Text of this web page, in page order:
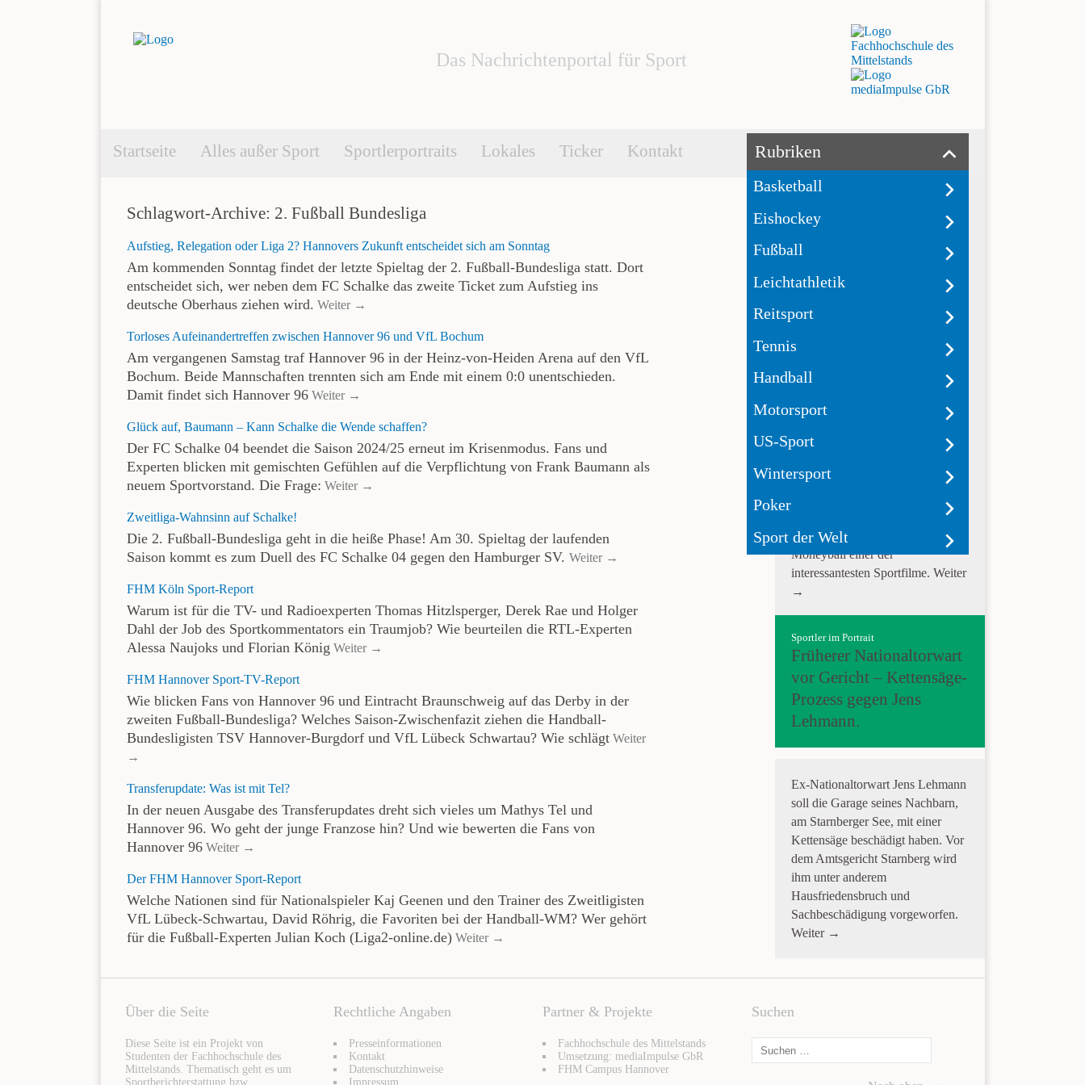
Das Nachrichtenportal für Sport
Startseite Alles außer Sport Sportlerportraits Lokales Ticker Kontakt Rubriken
Basketball
Eishockey
Fußball
Leichtathletik
Reitsport
Tennis
Handball
Motorsport
US-Sport
Wintersport
Poker
Sport der Welt
Schlagwort-Archive: 2. Fußball Bundesliga
Aufstieg, Relegation oder Liga 2? Hannovers Zukunft entscheidet sich am Sonntag
Am kommenden Sonntag findet der letzte Spieltag der 2. Fußball-Bundesliga statt. Dort
entscheidet sich, wer neben dem FC Schalke das zweite Ticket zum Aufstieg ins
deutsche Oberhaus ziehen wird. Weiter →
Torloses Aufeinandertreffen zwischen Hannover 96 und VfL Bochum
Am vergangenen Samstag traf Hannover 96 in der Heinz-von-Heiden Arena auf den VfL
Bochum. Beide Mannschaften trennten sich am Ende mit einem 0:0 unentschieden.
Damit findet sich Hannover 96 Weiter →
Glück auf, Baumann – Kann Schalke die Wende schaffen?
Der FC Schalke 04 beendet die Saison 2024/25 erneut im Krisenmodus. Fans und
Experten blicken mit gemischten Gefühlen auf die Verpflichtung von Frank Baumann als
neuem Sportvorstand. Die Frage: Weiter →
Zweitliga-Wahnsinn auf Schalke!
Die 2. Fußball-Bundesliga geht in die heiße Phase! Am 30. Spieltag der laufenden
Saison kommt es zum Duell des FC Schalke 04 gegen den Hamburger SV.Weiter →
FHM Köln Sport-Report
Warum ist für die TV- und Radioexperten Thomas Hitzlsperger, Derek Rae und Holger
Dahl der Job des Sportkommentators ein Traumjob? Wie beurteilen die RTL-Experten
Alessa Naujoks und Florian König Weiter →
FHM Hannover Sport-TV-Report
Wie blicken Fans von Hannover 96 und Eintracht Braunschweig auf das Derby in der
zweiten Fußball-Bundesliga? Welches Saison-Zwischenfazit ziehen die Handball-
Bundesligisten TSV Hannover-Burgdorf und VfL Lübeck Schwartau? Wie schlägt Weiter
→
Transferupdate: Was ist mit Tel?
In der neuen Ausgabe des Transferupdates dreht sich vieles um Mathys Tel und
Hannover 96. Wo geht der junge Franzose hin? Und wie bewerten die Fans von
Hannover 96 Weiter →
Der FHM Hannover Sport-Report
Welche Nationen sind für Nationalspieler Kaj Geenen und den Trainer des Zweitligisten
VfL Lübeck-Schwartau, David Röhrig, die Favoriten bei der Handball-WM? Wer gehört
für die Fußball-Experten Julian Koch (Liga2-online.de) Weiter →
Wie Zahlen Baseball
Moneyball ist ein Film der schon
als Konzept scheitern sollte.
von Amerika weniger beliebt und
Statistiken. Dennoch ist
Moneyball einer der
interessantesten Sportfilme. Weiter
→
Sportler im Portrait
Früherer Nationaltorwart
vor Gericht – Kettensäge-
Prozess gegen Jens
Lehmann.
Ex-Nationaltorwart Jens Lehmann
soll die Garage seines Nachbarn,
am Starnberger See, mit einer
Kettensäge beschädigt haben. Vor
dem Amtsgericht Starnberg wird
ihm unter anderem
Hausfriedensbruch und
Sachbeschädigung vorgeworfen.
Weiter →
Über die Seite
Diese Seite ist ein Projekt von
Studenten der Fachhochschule des
Mittelstands. Thematisch geht es um
Sportberichterstattung bzw.
Rechtliche Angaben
Presseinformationen
Kontakt
Datenschutzhinweise
Impressum
Partner & Projekte
Fachhochschule des Mittelstands
Umsetzung: mediaImpulse GbR
FHM Campus Hannover
Suchen